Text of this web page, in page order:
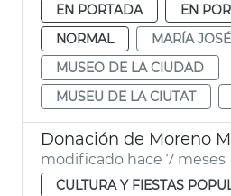
EN PORTADA
EN
NORMAL
MARÍA
MUSEO DE LA CIUDAD
MUSEU DE LA CIUTAT
modificado hace 7 meses
CULTURA Y FIESTAS